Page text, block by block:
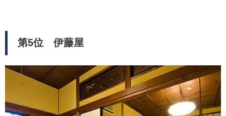
第5位 伊藤屋